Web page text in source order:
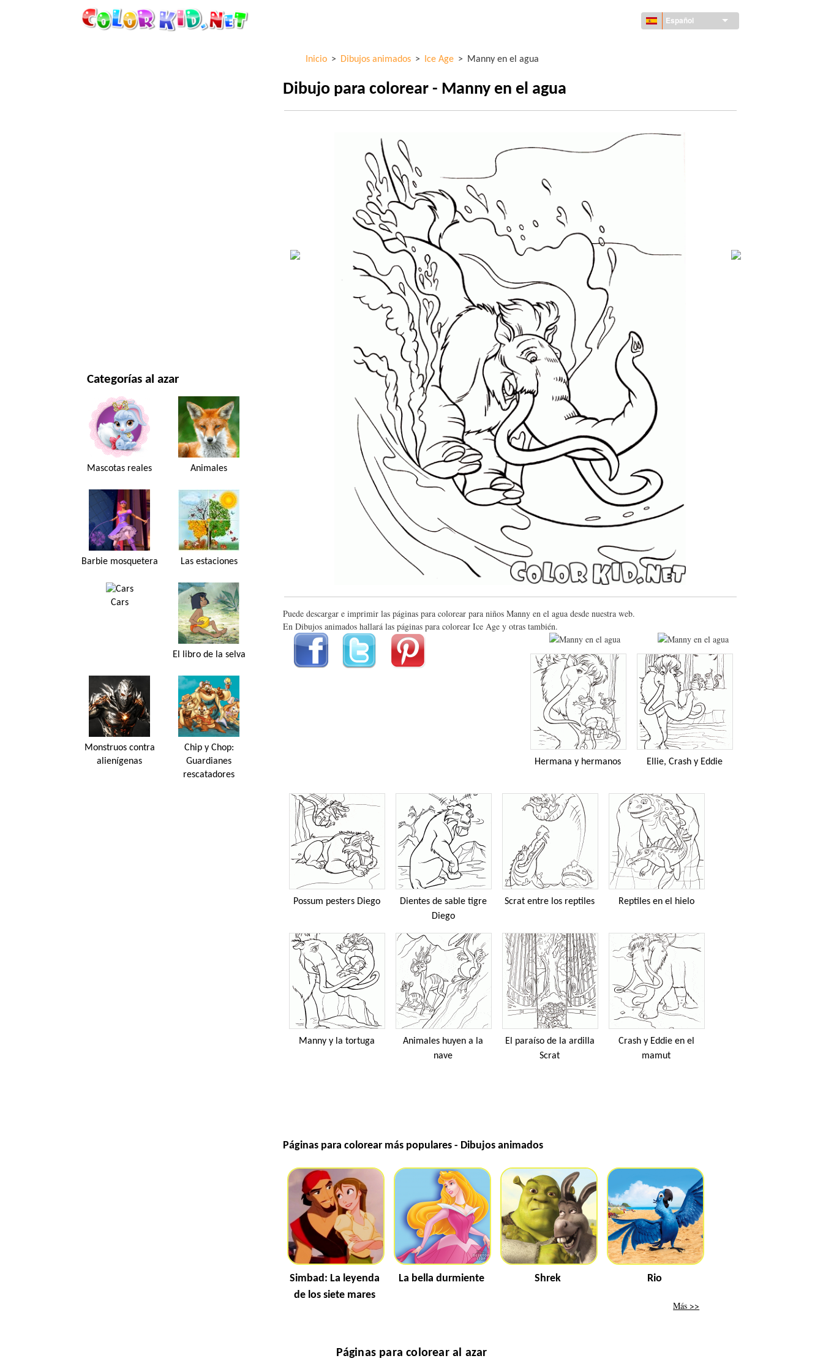
Español
Categorías al azar
Mascotas reales Animales
Barbie mosquetera Las estaciones
Cars
El libro de la selva
Monstruos contra
alienígenas
Chip y Chop:
Guardianes
rescatadores
Inicio > Dibujos animados > Ice Age > Manny en el agua
Dibujo para colorear - Manny en el agua
Puede descargar e imprimir las páginas para colorear para niños Manny en el agua desde nuestra web.
En Dibujos animados hallará las páginas para colorear Ice Age y otras también.
Hermana y hermanos Ellie, Crash y Eddie
Possum pesters Diego
Dientes de sable tigre
Diego
Scrat entre los reptiles Reptiles en el hielo
Manny y la tortuga
Animales huyen a la
nave
El paraíso de la ardilla
Scrat
Crash y Eddie en el
mamut
Páginas para colorear más populares - Dibujos animados
Simbad: La leyenda
de los siete mares
La bella durmiente Shrek Rio
Más >>
Páginas para colorear al azar